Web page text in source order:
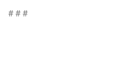
# # #